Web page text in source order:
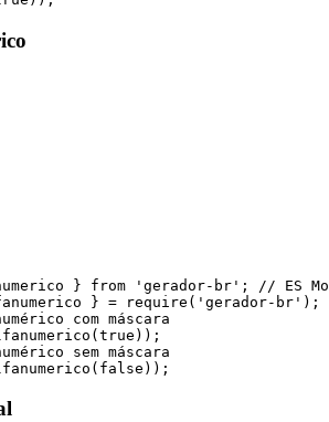
} from 'gerador-br' ;
// ES
} = require('gerador-br'); //
com máscara
(true ) ) ;
sem máscara
( false ) ) ;